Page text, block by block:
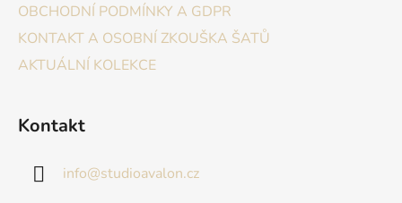
OBCHODNÍ PODMÍNKY A GDPR
KONTAKT A OSOBNÍ ZKOUŠKA ŠATŮ
AKTUÁLNÍ KOLEKCE
Kontakt
info@studioavalon.cz